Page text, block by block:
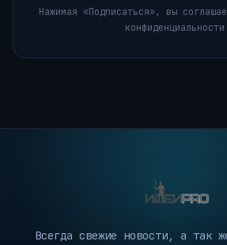
Нажимая «Подписаться», вы
Всегда свежие новости, а так